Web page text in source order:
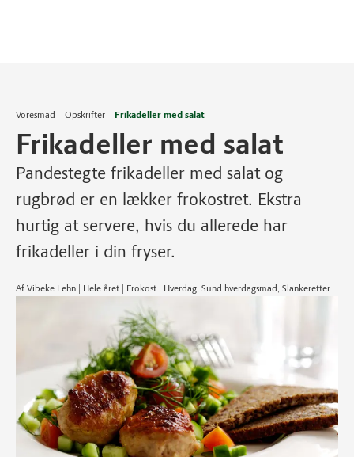
Voresmad Opskrifter Frikadeller med salat
Frikadeller med salat
Pandestegte frikadeller med salat og
rugbrød er en lækker frokostret. Ekstra
hurtig at servere, hvis du allerede har
frikadeller i din fryser.
Af Vibeke Lehn | Hele året | Frokost | Hverdag, Sund hverdagsmad, Slankeretter